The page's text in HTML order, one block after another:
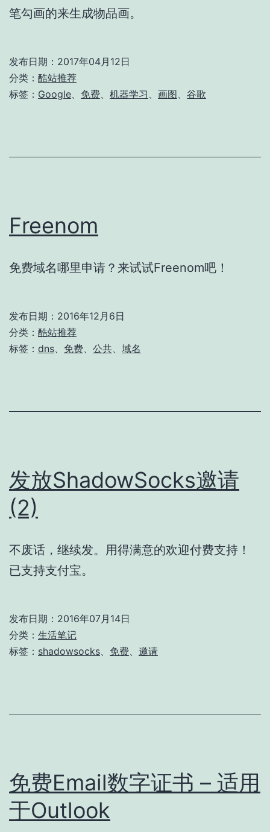
笔勾画的来生成物品画。
发布日期： 2017年04月12日
分类： 酷站推荐
标签： Google 免费 机器学习 画图 谷歌
Freenom
免费域名哪里申请？来试试Freenom吧！
发布日期： 2016年12月6日
分类： 酷站推荐
标签： dns 免费 公共 域名
发放ShadowSocks邀请
(2)
不废话，继续发。用得满意的欢迎付费支持！
已支持支付宝。
发布日期： 2016年07月14日
分类： 生活笔记
标签： shadowsocks 免费 邀请
免费Email数字证书 – 适用
于Outlook